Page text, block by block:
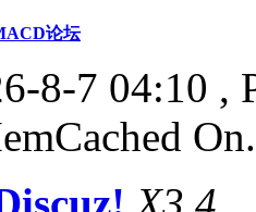
论坛
8-7 04:10 ,
On.
X3.4